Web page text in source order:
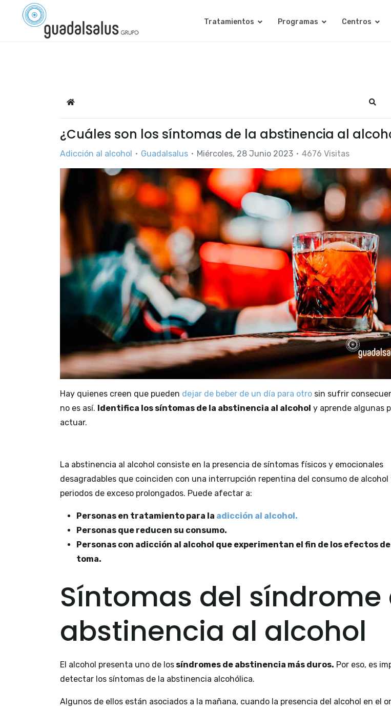
Tratamientos Programas Centros
Home
¿Cuáles son los síntomas de la abstinencia al
Adicción al alcohol Guadalsalus Miércoles, 28 Junio 2023 4676 Visitas
Hay quienes creen que pueden dejar de beber de un día para otro sin sufrir
no es así. Identifica los síntomas de la abstinencia al alcohol y aprende algunas
actuar.
La abstinencia al alcohol consiste en la presencia de síntomas físicos y emocionales
desagradables que coinciden con una interrupción repentina del consumo de alcohol
periodos de exceso prolongados. Puede afectar a:
Personas en tratamiento para la adicción al alcohol.
Personas que reducen su consumo.
Personas con adicción al alcohol que experimentan el fin de los efectos
toma.
Síntomas del síndrome
abstinencia al alcohol
El alcohol presenta uno de los síndromes de abstinencia más duros. Por eso, es
detectar los síntomas de la abstinencia alcohólica.
Algunos de ellos están asociados a la mañana, cuando la presencia del alcohol en el